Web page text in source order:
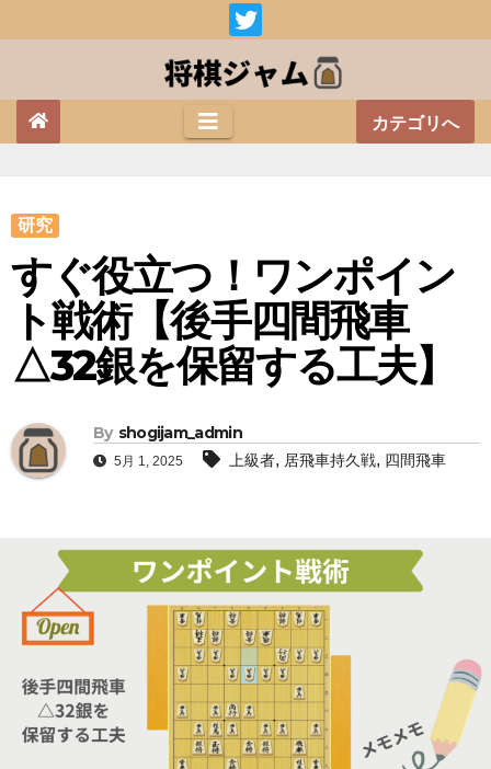
カテゴリへ
研究
すぐ役立つ！ワンポイン
ト戦術【後手四間飛車
△32銀を保留する工夫】
By shogijam_admin
5月 1, 2025 上級者, 居飛車持久戦, 四間飛車